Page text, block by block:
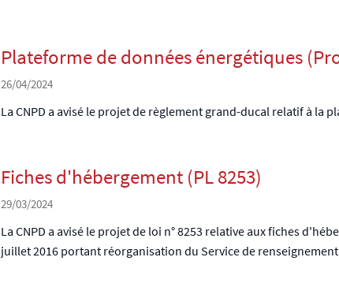
Plateforme de données énergétiques
26/04/2024
La CNPD a avisé le projet de règlement grand-ducal relatif à la
Fiches d'hébergement (PL 8253)
29/03/2024
La CNPD a avisé le projet de loi n° 8253 relative aux fiches
juillet 2016 portant réorganisation du Service de